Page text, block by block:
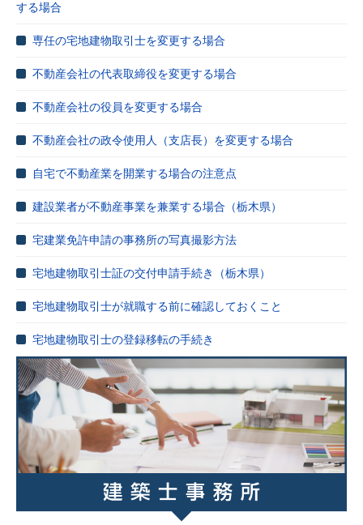
する場合
専任の宅地建物取引士を変更する場合
不動産会社の代表取締役を変更する場合
不動産会社の役員を変更する場合
不動産会社の政令使用人（支店長）を変更する場合
自宅で不動産業を開業する場合の注意点
建設業者が不動産事業を兼業する場合（栃木県）
宅建業免許申請の事務所の写真撮影方法
宅地建物取引士証の交付申請手続き（栃木県）
宅地建物取引士が就職する前に確認しておくこと
宅地建物取引士の登録移転の手続き